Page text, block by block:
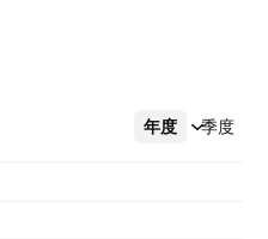
年度 季度
更多